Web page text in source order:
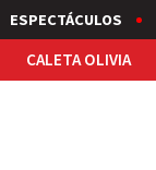
ESPECTÁCULOS
CALETA OLIVIA